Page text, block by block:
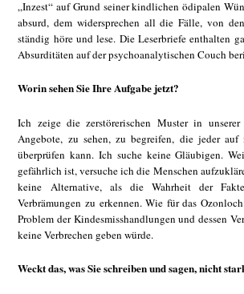
„Inzest“ auf Grund seiner kindlichen ödipalen
absurd, dem widersprechen all die Fälle, von
ständig höre und lese. Die Leserbriefe enthalten
Absurditäten auf der psychoanalytischen Couch
Worin sehen Sie Ihre Aufgabe jetzt?
Ich zeige die zerstörerischen Muster in
Angebote, zu sehen, zu begreifen, die jeder auf
überprüfen kann. Ich suche keine Gläubigen.
gefährlich ist, versuche ich die Menschen
keine Alternative, als die Wahrheit der
Verbrämungen zu erkennen. Wie für das
Problem der Kindesmisshandlungen und dessen
keine Verbrechen geben würde.
Weckt das, was Sie schreiben und sagen, nicht